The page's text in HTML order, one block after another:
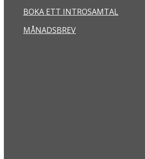
BOKA ETT INTROSAMTAL
MÅNADSBREV